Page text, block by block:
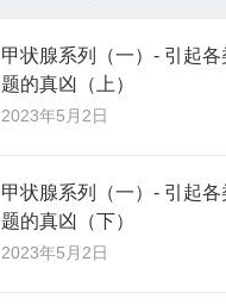
甲状腺系列（一）- 引起各
题的真凶（上）
2023年5月2日
甲状腺系列（一）- 引起各
题的真凶（下）
2023年5月2日